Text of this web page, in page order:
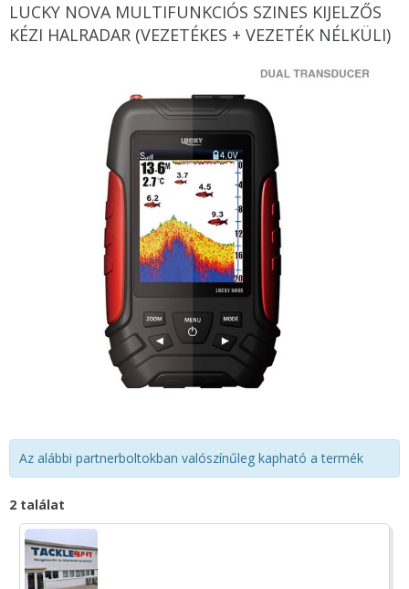
LUCKY NOVA MULTIFUNKCIÓS SZINES KIJELZŐS
KÉZI HALRADAR (VEZETÉKES + VEZETÉK NÉLKÜLI)
Az alábbi partnerboltokban valószínűleg kapható a termék
2 találat